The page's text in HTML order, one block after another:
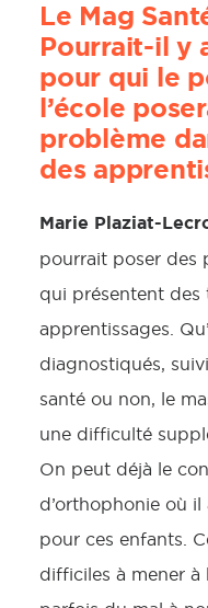
Le Mag
Pourrait-il y
pour qui le
l’école
problème
des
Marie Plaziat-
pourrait poser des
qui présentent des
apprentissages.
diagnostiqués,
santé ou non, le
une difficulté
On peut déjà le
d’orthophonie où
pour ces enfants.
difficiles à mener